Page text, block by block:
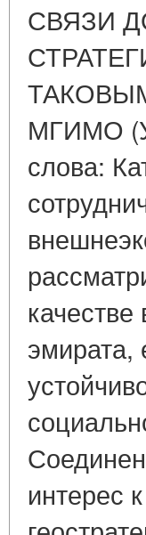
СВЯЗИ
МГИМО
слова:
эмирата,
интерес